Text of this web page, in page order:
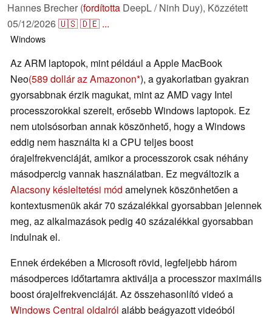
Hannes Brecher (fordította DeepL / Ninh Duy), Közzétett
05/12/2026🇺🇸🇩🇪 ...
Windows
Az ARM laptopok, mint például a Apple MacBook
Neo(589 dollár az Amazonon ), a gyakorlatban gyakran
gyorsabbnak érzik magukat, mint az AMD vagy Intel
processzorokkal szerelt, erősebb Windows laptopok. Ez
nem utolsósorban annak köszönhető, hogy a Windows
eddig nem használta ki a CPU teljes boost
órajelfrekvenciáját, amikor a processzorok csak néhány
másodpercig vannak használatban. Ez megváltozik a
Alacsony késleltetési mód amelynek köszönhetően a
kontextusmenük akár 70 százalékkal gyorsabban jelennek
meg, az alkalmazások pedig 40 százalékkal gyorsabban
indulnak el.
Ennek érdekében a Microsoft rövid, legfeljebb három
másodperces időtartamra aktiválja a processzor maximális
boost órajelfrekvenciáját. Az összehasonlító videó a
Windows Central oldalról alább beágyazott videóból